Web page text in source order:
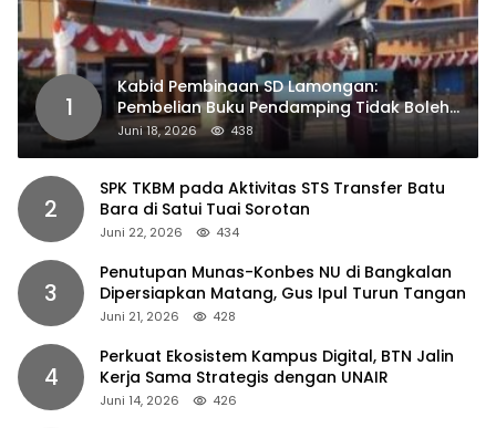
1
Kabid Pembinaan SD Lamongan:
Pembelian Buku Pendamping Tidak Boleh
Dipaksakan
Juni 18, 2026 438
2
SPK TKBM pada Aktivitas STS Transfer Batu
Bara di Satui Tuai Sorotan
Juni 22, 2026 434
3
Penutupan Munas-Konbes NU di Bangkalan
Dipersiapkan Matang, Gus Ipul Turun Tangan
Juni 21, 2026 428
4
Perkuat Ekosistem Kampus Digital, BTN Jalin
Kerja Sama Strategis dengan UNAIR
Juni 14, 2026 426